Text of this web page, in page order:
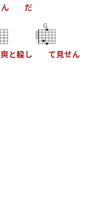
ん だ
爽と躱し
G
て見せん